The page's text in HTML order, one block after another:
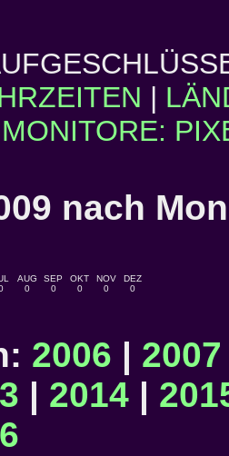
|
MONITORE:
nach
AUG
0
SEP
0
OKT
0
NOV
0
DEZ
0
2006 | 2007
| 2014 |